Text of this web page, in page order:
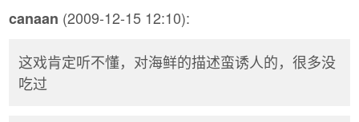
canaan (2009-12-15 12:10):
这戏肯定听不懂，对海鲜的描述蛮诱人的，很多没
吃过